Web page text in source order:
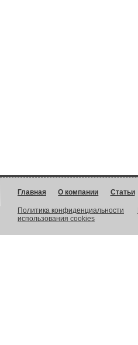
Главная О компании Статьи
Политика конфиденциальности
использования cookies